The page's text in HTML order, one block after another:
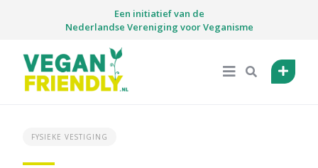
Een initiatief van de
Nederlandse Vereniging voor Veganisme
FYSIEKE VESTIGING